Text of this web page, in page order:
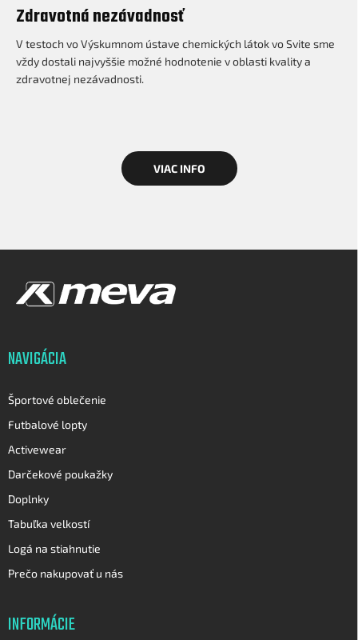
Zdravotná nezávadnosť
V testoch vo Výskumnom ústave chemických látok vo Svite sme
vždy dostali najvyššie možné hodnotenie v oblasti kvality a
zdravotnej nezávadnosti.
VIAC INFO
Z
NAVIGÁCIA
Športové oblečenie
Futbalové lopty
Activewear
Darčekové poukažky
Doplnky
Tabuľka velkostí
Logá na stiahnutie
Prečo nakupovať u nás
INFORMÁCIE